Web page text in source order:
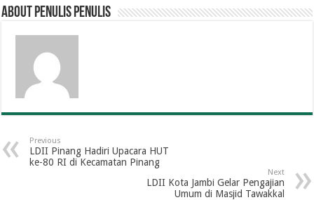
About penulis penulis
Previous
LDII Pinang Hadiri Upacara HUT
ke-80 RI di Kecamatan Pinang
Next
LDII Kota Jambi Gelar Pengajian
Umum di Masjid Tawakkal